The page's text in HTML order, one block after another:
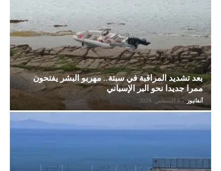
بعد تشديد المراقبة في سبتة.. مهربو البشر يفتحون
ممرا جديدا نحو البر الإسباني
آنفانيوز - 3 أغسطس، 2026